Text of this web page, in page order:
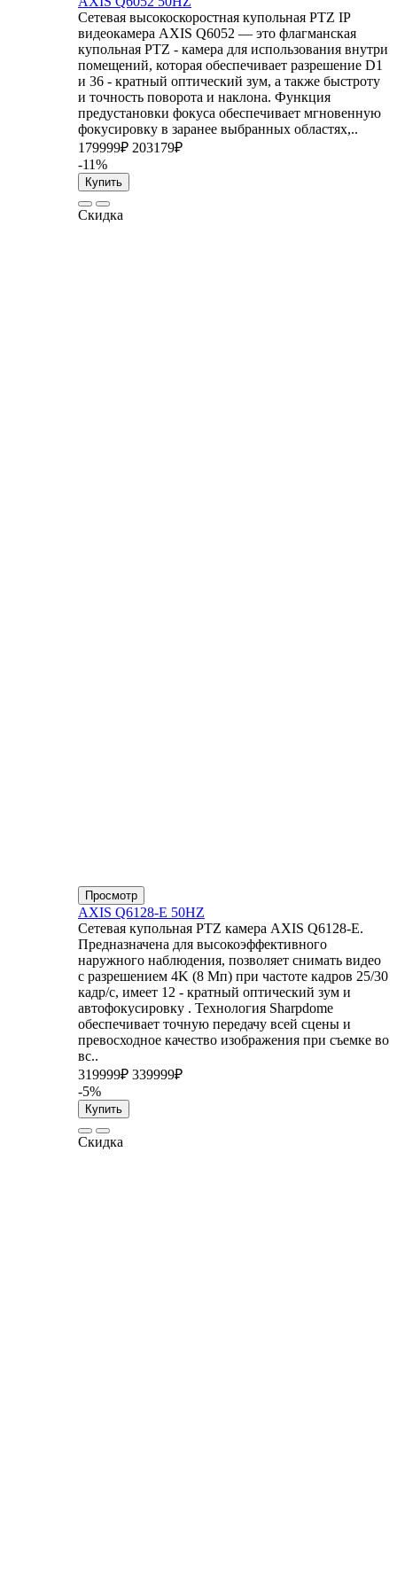
Сетевая высокоскоростная купольная PTZ IP
видеокамера AXIS Q6052 — это флагманская
купольная PTZ - камера для использования внутри
помещений, которая обеспечивает разрешение D1
и 36 - кратный оптический зум, а также быстроту
и точность поворота и наклона. Функция
предустановки фокуса обеспечивает мгновенную
фокусировку в заранее выбранных областях,..
179999₽ 203179₽
-11%
Купить
Скидка
Просмотр
AXIS Q6128-E 50HZ
Сетевая купольная PTZ камера AXIS Q6128-E.
Предназначена для высокоэффективного
наружного наблюдения, позволяет снимать видео
с разрешением 4K (8 Мп) при частоте кадров 25/30
кадр/с, имеет 12 - кратный оптический зум и
автофокусировку . Технология Sharpdome
обеспечивает точную передачу всей сцены и
превосходное качество изображения при съемке во
вс..
319999₽ 339999₽
-5%
Купить
Скидка